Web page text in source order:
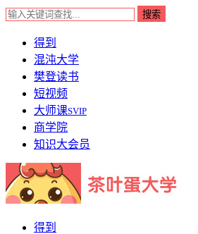
得到
混沌大学
樊登读书
短视频
大师课SVIP
商学院
知识大会员
得到